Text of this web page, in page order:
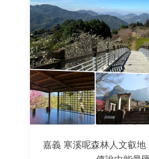
嘉義 寒溪呢森林人文叡